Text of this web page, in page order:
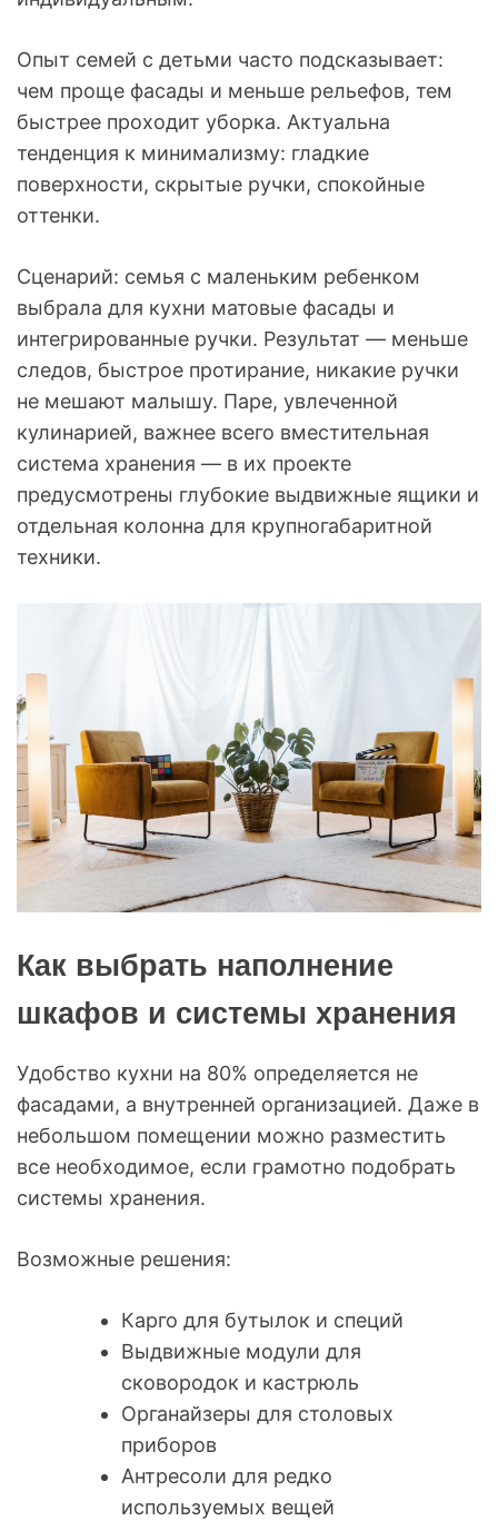
Опыт семей с детьми часто подсказывает:
чем проще фасады и меньше рельефов, тем
быстрее проходит уборка. Актуальна
тенденция к минимализму: гладкие
поверхности, скрытые ручки, спокойные
оттенки.
Сценарий: семья с маленьким ребенком
выбрала для кухни матовые фасады и
интегрированные ручки. Результат — меньше
следов, быстрое протирание, никакие ручки
не мешают малышу. Паре, увлеченной
кулинарией, важнее всего вместительная
система хранения — в их проекте
предусмотрены глубокие выдвижные ящики и
отдельная колонна для крупногабаритной
техники.
Как выбрать наполнение
шкафов и системы хранения
Удобство кухни на 80% определяется не
фасадами, а внутренней организацией. Даже в
небольшом помещении можно разместить
все необходимое, если грамотно подобрать
системы хранения.
Возможные решения:
Карго для бутылок и специй
Выдвижные модули для
сковородок и кастрюль
Органайзеры для столовых
приборов
Антресоли для редко
используемых вещей